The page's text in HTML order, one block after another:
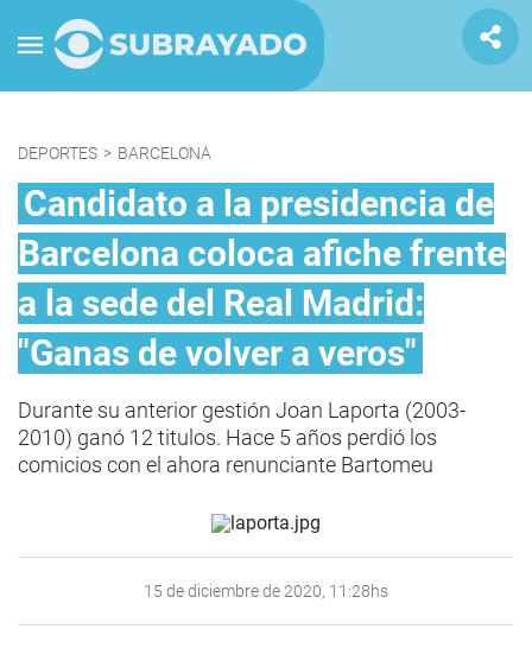
DEPORTES > BARCELONA
Candidato a la presidencia de
Barcelona coloca afiche frente
a la sede del Real Madrid:
"Ganas de volver a veros"
Durante su anterior gestión Joan Laporta (2003-
2010) ganó 12 titulos. Hace 5 años perdió los
comicios con el ahora renunciante Bartomeu
15 de diciembre de 2020, 11:28hs